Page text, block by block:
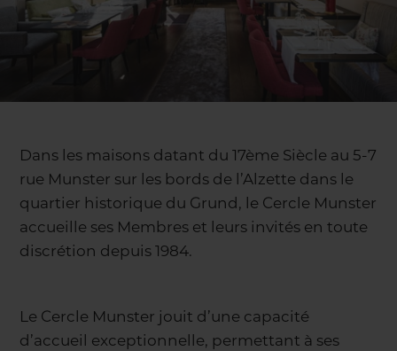
Dans les maisons datant du 17ème Siècle au 5-7
rue Munster sur les bords de l’Alzette dans le
quartier historique du Grund, le Cercle Munster
accueille ses Membres et leurs invités en toute
discrétion depuis 1984.
Le Cercle Munster jouit d’une capacité
d’accueil exceptionnelle, permettant à ses